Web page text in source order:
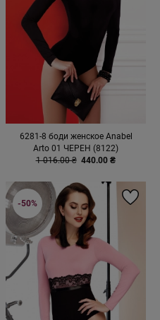
6281-8 боди женское Anabel
Arto 01 ЧЕРЕН (8122)
1 016.00 ₴ 440.00 ₴
-50%